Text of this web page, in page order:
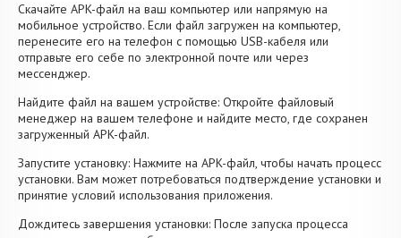
Скачайте APK-файл на ваш компьютер или напрямую на
мобильное устройство. Если файл загружен на компьютер,
перенесите его на телефон с помощью USB-кабеля или
отправьте его себе по электронной почте или через
мессенджер.
Найдите файл на вашем устройстве: Откройте файловый
менеджер на вашем телефоне и найдите место, где сохранен
загруженный APK-файл.
Запустите установку: Нажмите на APK-файл, чтобы начать процесс
установки. Вам может потребоваться подтверждение установки и
принятие условий использования приложения.
Дождитесь завершения установки: После запуска процесса